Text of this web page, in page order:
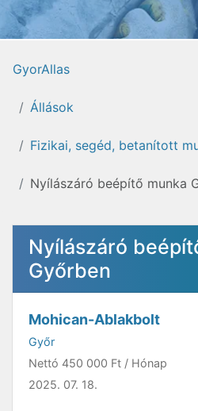
GyorAllas
Állások
Fizikai, segéd, betanított
Nyílászáró beépítő munka
Nyílászáró
Győrben
Mohican-Ablakbolt
Győr
Nettó 450 000 Ft / Hónap
2025. 07. 18.